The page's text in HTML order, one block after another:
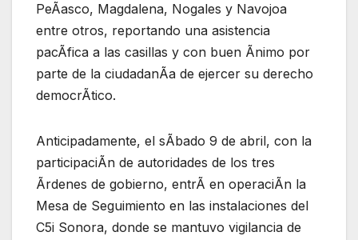
PeÃasco, Magdalena, Nogales y Navojoa
entre otros, reportando una asistencia
pacÃfica a las casillas y con buen Ãnimo por
parte de la ciudadanÃa de ejercer su derecho
democrÃtico.
Anticipadamente, el sÃbado 9 de abril, con la
participaciÃn de autoridades de los tres
Ãrdenes de gobierno, entrÃ en operaciÃn la
Mesa de Seguimiento en las instalaciones del
C5i Sonora, donde se mantuvo vigilancia de